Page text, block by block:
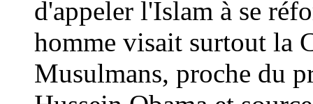
d'appeler l'Islam à se
homme visait surtout la
Musulmans, proche du